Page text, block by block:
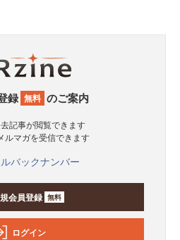
録 無料 のご案内
去記事が閲覧できます
ルマガを受信できます
バックナンバー
会員登録 無料
ログイン